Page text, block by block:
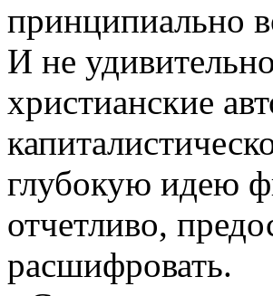
принципиально
И не
христианские
глубокую идею
отчетливо,
расшифровать.